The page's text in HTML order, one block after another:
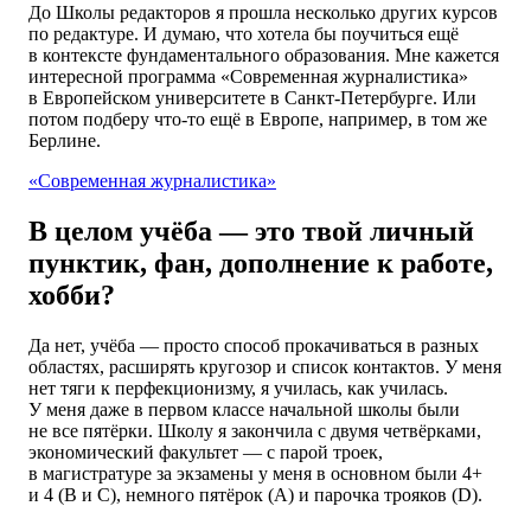
До Школы редакторов я прошла несколько других курсов
по редактуре. И думаю, что хотела бы поучиться ещё
в контексте фундаментального образования. Мне кажется
интересной программа «Современная журналистика»
в Европейском университете в Санкт-Петербурге. Или
потом подберу что-то ещё в Европе, например, в том же
Берлине.
«Современная журналистика»
В целом учёба — это твой личный
пунктик, фан, дополнение к работе,
хобби?
Да нет, учёба — просто способ прокачиваться в разных
областях, расширять кругозор и список контактов. У меня
нет тяги к перфекционизму, я училась, как училась.
У меня даже в первом классе начальной школы были
не все пятёрки. Школу я закончила с двумя четвёрками,
экономический факультет — с парой троек,
в магистратуре за экзамены у меня в основном были 4+
и 4 (В и С), немного пятёрок (A) и парочка трояков (D).